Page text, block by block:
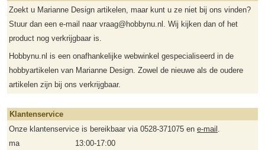
Zoekt u Marianne Design artikelen, maar kunt u ze niet bij ons vinden?
Stuur dan een e-mail naar vraag@hobbynu.nl. Wij kijken dan of het
product nog verkrijgbaar is.
Hobbynu.nl is een onafhankelijke webwinkel gespecialiseerd in de
hobbyartikelen van Marianne Design. Zowel de nieuwe als de oudere
artikelen zijn bij ons verkrijgbaar.
Klantenservice
Onze klantenservice is bereikbaar via 0528-371075 en e-mail .
ma
13:00-17:00